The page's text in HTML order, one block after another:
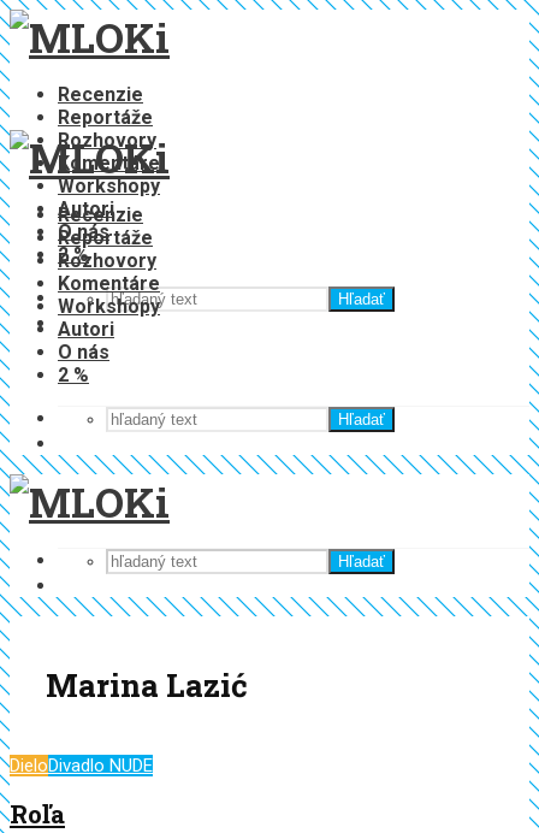
Recenzie
Reportáže
Rozhovory
Komentáre
Workshopy
Autori
O nás
2 %
Hľadať
Recenzie
Reportáže
Rozhovory
Komentáre
Workshopy
Autori
O nás
2 %
Hľadať
Hľadať
Marina Lazić
DieloDivadlo NUDE
Roľa